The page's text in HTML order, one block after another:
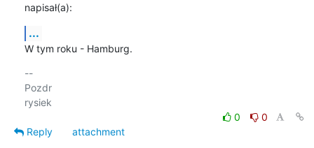
napisał(a):
...
W tym roku - Hamburg.
--
Pozdr
0
0
Reply
attachment